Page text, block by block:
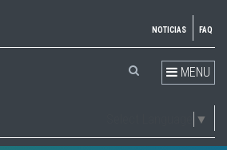
NOTICIAS FAQ
MENU
▼